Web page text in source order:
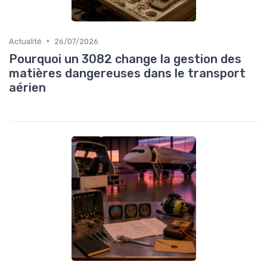
Actualité • 26/07/2026
Pourquoi un 3082 change la gestion des
matières dangereuses dans le transport
aérien